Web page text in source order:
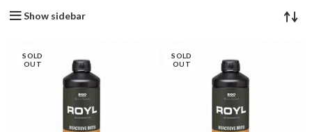
Show sidebar
SOLD
OUT
SOLD
OUT